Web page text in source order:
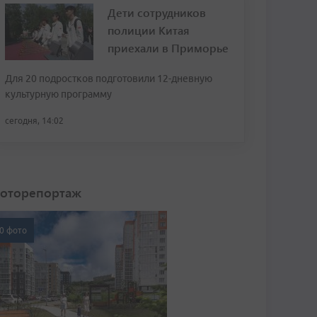
Дети сотрудников
полиции Китая
приехали в Приморье
Для 20 подростков подготовили 12-дневную
культурную программу
сегодня, 14:02
фото